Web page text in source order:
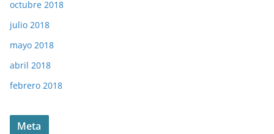
octubre 2018
julio 2018
mayo 2018
abril 2018
febrero 2018
Meta